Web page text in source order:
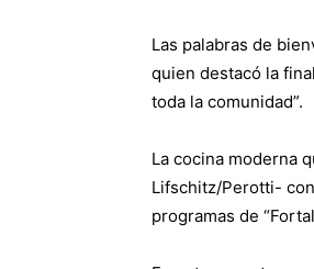
Las palabras de
quien destacó la
toda la comunidad”.
La cocina moderna
Lifschitz/Perotti-
programas de